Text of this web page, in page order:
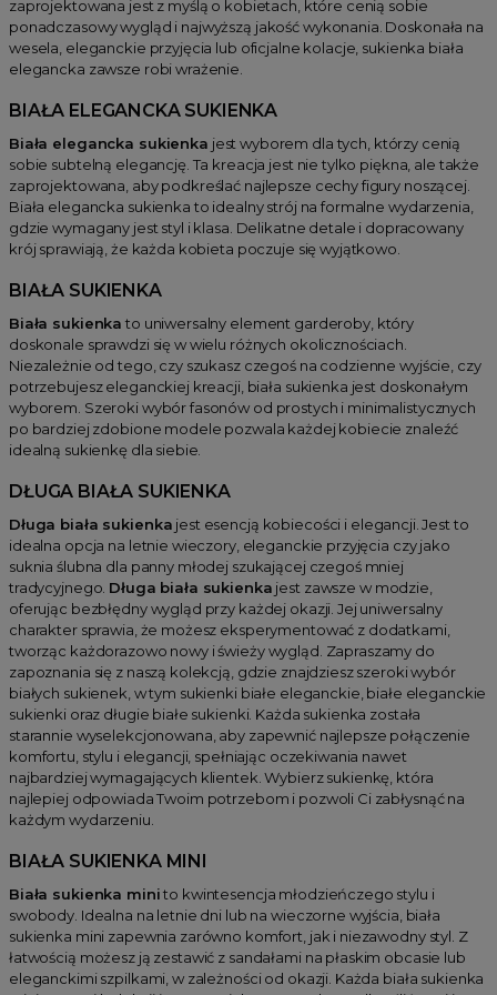
zaprojektowana jest z myślą o kobietach, które cenią sobie
ponadczasowy wygląd i najwyższą jakość wykonania. Doskonała na
wesela, eleganckie przyjęcia lub oficjalne kolacje, sukienka biała
elegancka zawsze robi wrażenie.
BIAŁA ELEGANCKA SUKIENKA
Biała elegancka sukienka jest wyborem dla tych, którzy cenią
sobie subtelną elegancję. Ta kreacja jest nie tylko piękna, ale także
zaprojektowana, aby podkreślać najlepsze cechy figury noszącej.
Biała elegancka sukienka to idealny strój na formalne wydarzenia,
gdzie wymagany jest styl i klasa. Delikatne detale i dopracowany
krój sprawiają, że każda kobieta poczuje się wyjątkowo.
BIAŁA SUKIENKA
Biała sukienka to uniwersalny element garderoby, który
doskonale sprawdzi się w wielu różnych okolicznościach.
Niezależnie od tego, czy szukasz czegoś na codzienne wyjście, czy
potrzebujesz eleganckiej kreacji, biała sukienka jest doskonałym
wyborem. Szeroki wybór fasonów od prostych i minimalistycznych
po bardziej zdobione modele pozwala każdej kobiecie znaleźć
idealną sukienkę dla siebie.
DŁUGA BIAŁA SUKIENKA
Długa biała sukienka jest esencją kobiecości i elegancji. Jest to
idealna opcja na letnie wieczory, eleganckie przyjęcia czy jako
suknia ślubna dla panny młodej szukającej czegoś mniej
tradycyjnego. Długa biała sukienka jest zawsze w modzie,
oferując bezbłędny wygląd przy każdej okazji. Jej uniwersalny
charakter sprawia, że możesz eksperymentować z dodatkami,
tworząc każdorazowo nowy i świeży wygląd. Zapraszamy do
zapoznania się z naszą kolekcją, gdzie znajdziesz szeroki wybór
białych sukienek, w tym sukienki białe eleganckie, białe eleganckie
sukienki oraz długie białe sukienki. Każda sukienka została
starannie wyselekcjonowana, aby zapewnić najlepsze połączenie
komfortu, stylu i elegancji, spełniając oczekiwania nawet
najbardziej wymagających klientek. Wybierz sukienkę, która
najlepiej odpowiada Twoim potrzebom i pozwoli Ci zabłysnąć na
każdym wydarzeniu.
BIAŁA SUKIENKA MINI
Biała sukienka minito kwintesencja młodzieńczego stylu i
swobody. Idealna na letnie dni lub na wieczorne wyjścia, biała
sukienka mini zapewnia zarówno komfort, jak i niezawodny styl. Z
łatwością możesz ją zestawić z sandałami na płaskim obcasie lub
eleganckimi szpilkami, w zależności od okazji. Każda biała sukienka